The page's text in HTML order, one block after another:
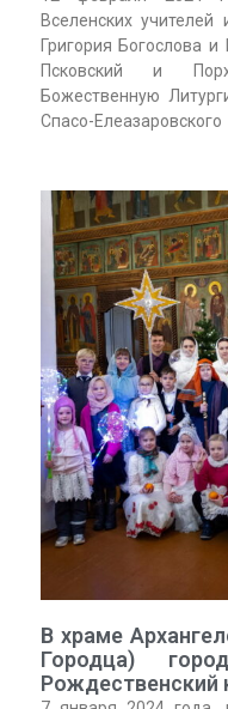
Вселенских учителей
Григория Богослова
Псковский и
Божественную
Спасо-Елеазаровского
В храме
Городца)
Рождественский